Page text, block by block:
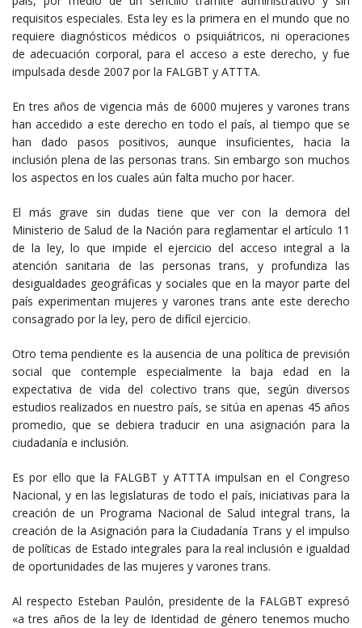
requisitos especiales. Esta ley es la primera en el mundo que no
requiere diagnósticos médicos o psiquiátricos, ni operaciones
de adecuación corporal, para el acceso a este derecho, y fue
impulsada desde 2007 por la FALGBT y ATTTA.
En tres años de vigencia más de 6000 mujeres y varones trans
han accedido a este derecho en todo el país, al tiempo que se
han dado pasos positivos, aunque insuficientes, hacia la
inclusión plena de las personas trans. Sin embargo son muchos
los aspectos en los cuales aún falta mucho por hacer.
El más grave sin dudas tiene que ver con la demora del
Ministerio de Salud de la Nación para reglamentar el artículo 11
de la ley, lo que impide el ejercicio del acceso integral a la
atención sanitaria de las personas trans, y profundiza las
desigualdades geográficas y sociales que en la mayor parte del
país experimentan mujeres y varones trans ante este derecho
consagrado por la ley, pero de difícil ejercicio.
Otro tema pendiente es la ausencia de una política de previsión
social que contemple especialmente la baja edad en la
expectativa de vida del colectivo trans que, según diversos
estudios realizados en nuestro país, se sitúa en apenas 45 años
promedio, que se debiera traducir en una asignación para la
ciudadanía e inclusión.
Es por ello que la FALGBT y ATTTA impulsan en el Congreso
Nacional, y en las legislaturas de todo el país, iniciativas para la
creación de un Programa Nacional de Salud integral trans, la
creación de la Asignación para la Ciudadanía Trans y el impulso
de políticas de Estado integrales para la real inclusión e igualdad
de oportunidades de las mujeres y varones trans.
Al respecto Esteban Paulón, presidente de la FALGBT expresó
«a tres años de la ley de Identidad de género tenemos mucho